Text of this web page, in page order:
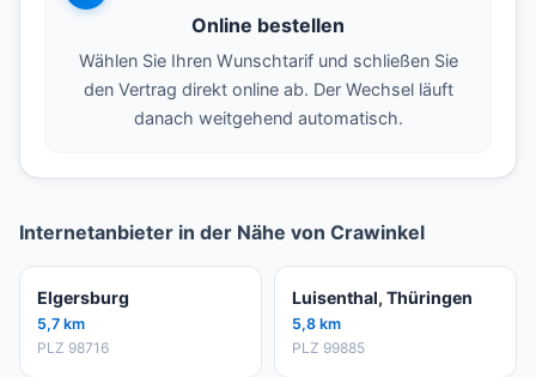
Online bestellen
Wählen Sie Ihren Wunschtarif und schließen Sie
den Vertrag direkt online ab. Der Wechsel läuft
danach weitgehend automatisch.
Internetanbieter in der Nähe von Crawinkel
Elgersburg
5,7 km
PLZ 98716
Luisenthal, Thüringen
5,8 km
PLZ 99885